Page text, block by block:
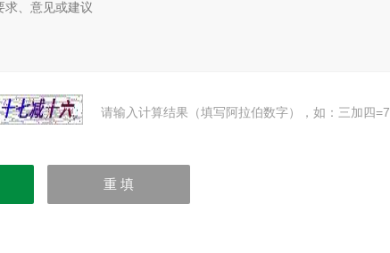
请输入计算结果（填写阿拉伯数字），如：三加四=7